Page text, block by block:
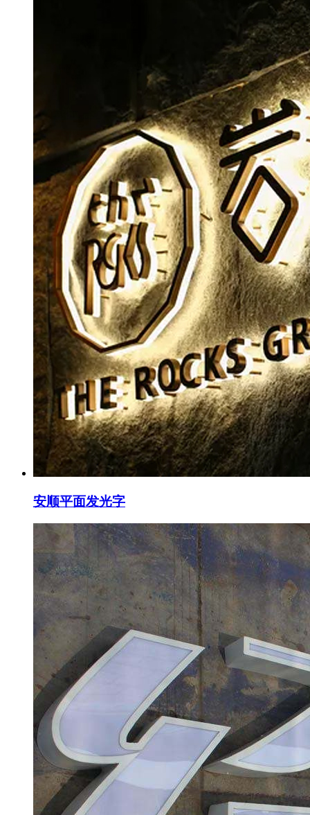
安顺平面发光字